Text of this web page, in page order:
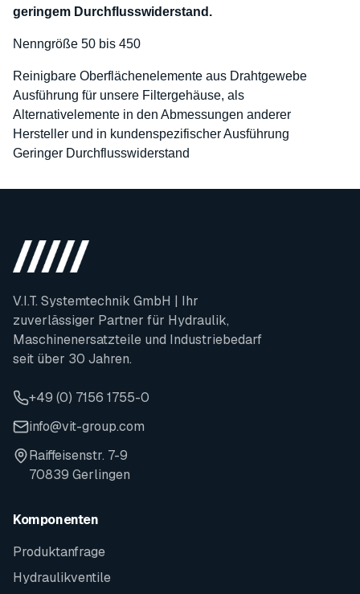
geringem Durchflusswiderstand.
Nenngröße 50 bis 450
Reinigbare Oberflächenelemente aus Drahtgewebe
Ausführung für unsere Filtergehäuse, als
Alternativelemente in den Abmessungen anderer
Hersteller und in kundenspezifischer Ausführung
Geringer Durchflusswiderstand
V.I.T. Systemtechnik GmbH | Ihr
zuverlässiger Partner für Hydraulik,
Maschinenersatzteile und Industriebedarf
seit über 30 Jahren.
+49 (0) 7156 1755-0
info@vit-group.com
Raiffeisenstr. 7-9
70839 Gerlingen
Komponenten
Produktanfrage
Hydraulikventile